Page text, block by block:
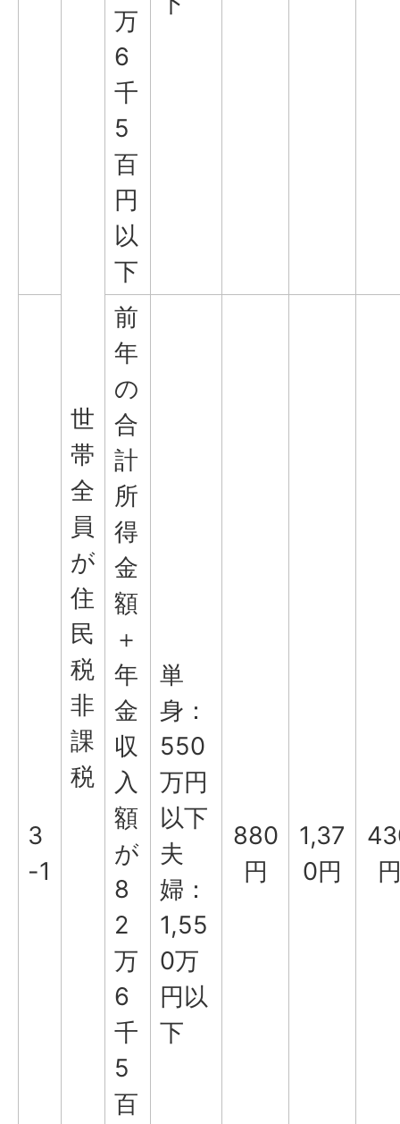
世
帯
全
員
が
住
民
税
非
課
税
万
6
千
5
百
円
以
下
3
-1
前
年
の
合
計
所
得
金
額
＋
年
金
収
入
額
が
8
2
万
6
千
5
百
単
身：
550
万円
以下
夫
婦：
1,55
0万
円以
下
880
円
1,37
0円